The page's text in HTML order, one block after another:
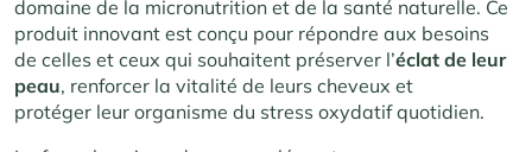
domaine de la micronutrition et de la santé naturelle. Ce
produit innovant est conçu pour répondre aux besoins
de celles et ceux qui souhaitent préserver l’éclat de leur
peau, renforcer la vitalité de leurs cheveux et
protéger leur organisme du stress oxydatif quotidien.